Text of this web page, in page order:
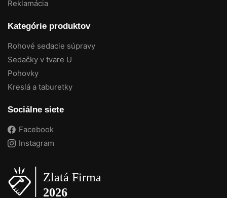
Reklamácia
Kategórie produktov
Rohové sedacie súpravy
Sedačky v tvare U
Pohovky
Kreslá a taburetky
Sociálne siete
Facebook
Instagram